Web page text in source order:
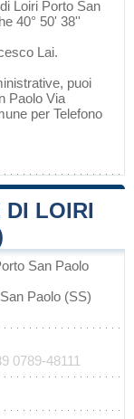
Loiri Porto San
40° 50' 38''
Lai.
puoi
Paolo Via
per Telefono
DI LOIRI
San Paolo
Paolo (SS)
0789-48111